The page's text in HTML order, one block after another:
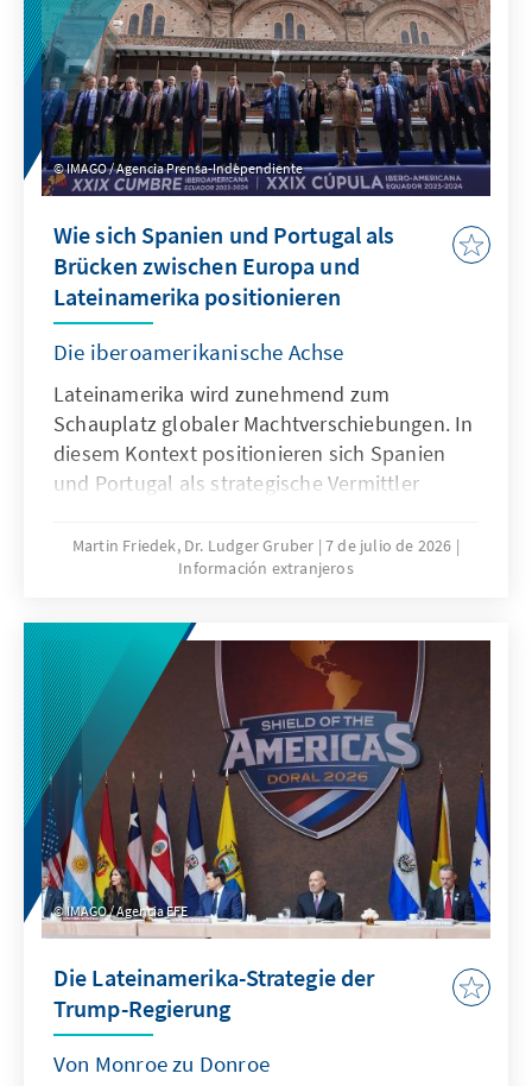
IMAGO / Agencia Prensa-Independiente
Wie sich Spanien und Portugal als
Brücken zwischen Europa und
Lateinamerika positionieren
Die iberoamerikanische Achse
Lateinamerika wird zunehmend zum
Schauplatz globaler Machtverschiebungen. In
diesem Kontext positionieren sich Spanien
und Portugal als strategische Vermittler
ist der Einfluss der „iberischen Brücke“ und
ist dieser tatsächlich auch im
Interesse?
Martin Friedek, Dr. Ludger Gruber 7 de julio de 2026
Información extranjeros
IMAGO / Agencia EFE
Die Lateinamerika-Strategie der
Trump-Regierung
Von Monroe zu Donroe